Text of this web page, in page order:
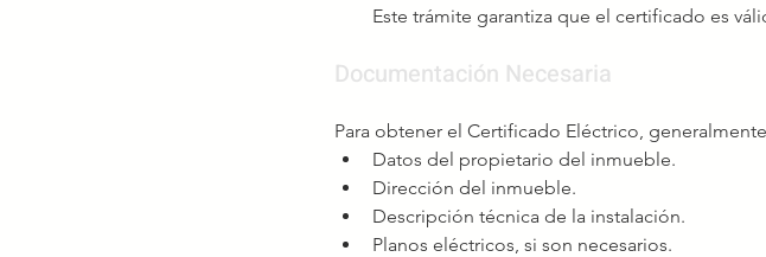
Este trámite garantiza que el certificado es
Documentación Necesaria
Para obtener el Certificado Eléctrico,
Datos del propietario del inmueble.
Dirección del inmueble.
Descripción técnica de la instalación.
Planos eléctricos, si son necesarios.